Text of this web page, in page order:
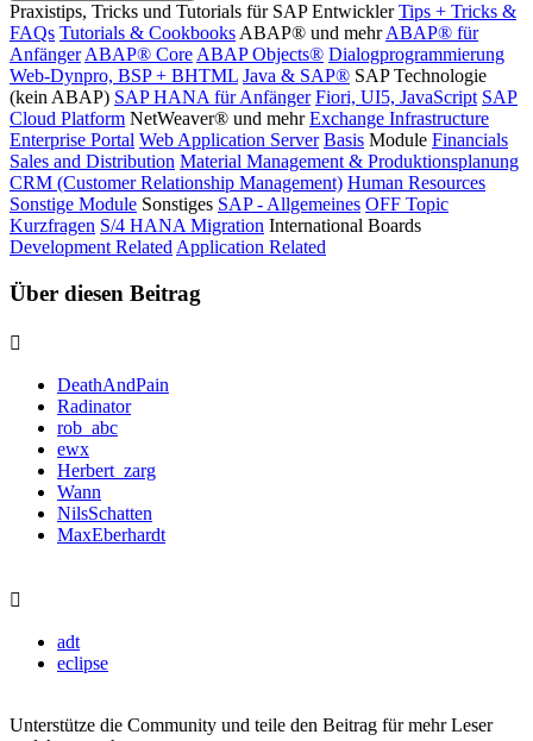
Praxistips, Tricks und Tutorials für SAP Entwickler Tips + Tricks &
FAQs Tutorials & Cookbooks ABAP® und mehr ABAP® für
Anfänger ABAP® Core ABAP Objects® Dialogprogrammierung
Web-Dynpro, BSP + BHTML Java & SAP® SAP Technologie
(kein ABAP) SAP HANA für Anfänger Fiori, UI5, JavaScript SAP
Cloud Platform NetWeaver® und mehr Exchange Infrastructure
Enterprise Portal Web Application Server Basis Module Financials
Sales and Distribution Material Management & Produktionsplanung
CRM (Customer Relationship Management) Human Resources
Sonstige Module Sonstiges SAP - Allgemeines OFF Topic
Kurzfragen S/4 HANA Migration International Boards
Development Related Application Related
Über diesen Beitrag
DeathAndPain
Radinator
rob_abc
ewx
Herbert_zarg
Wann
NilsSchatten
MaxEberhardt
adt
eclipse
Unterstütze die Community und teile den Beitrag für mehr Leser